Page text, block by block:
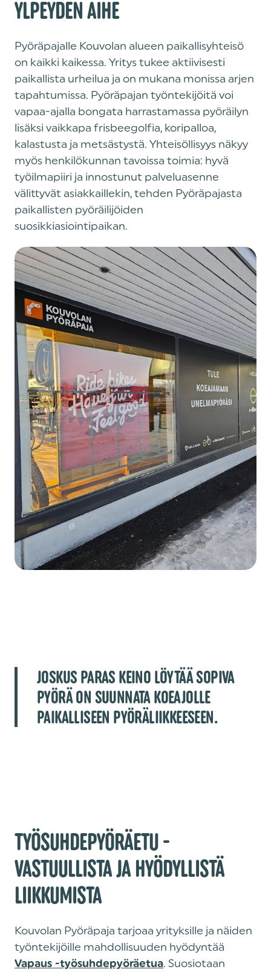
YLPEYDEN AIHE
Pyöräpajalle Kouvolan alueen paikallisyhteisö
on kaikki kaikessa. Yritys tukee aktiivisesti
paikallista urheilua ja on mukana monissa arjen
tapahtumissa. Pyöräpajan työntekijöitä voi
vapaa-ajalla bongata harrastamassa pyöräilyn
lisäksi vaikkapa frisbeegolfia, koripalloa,
kalastusta ja metsästystä. Yhteisöllisyys näkyy
myös henkilökunnan tavoissa toimia: hyvä
työilmapiiri ja innostunut palveluasenne
välittyvät asiakkaillekin, tehden Pyöräpajasta
paikallisten pyöräilijöiden
suosikkiasiointipaikan.
JOSKUS PARAS KEINO LÖYTÄÄ SOPIVA
PYÖRÄ ON SUUNNATA KOEAJOLLE
PAIKALLISEEN PYÖRÄLIIKKEESEEN.
TYÖSUHDEPYÖRÄETU -
VASTUULLISTA JA HYÖDYLLISTÄ
LIIKKUMISTA
Kouvolan Pyöräpaja tarjoaa yrityksille ja näiden
työntekijöille mahdollisuuden hyödyntää
Vapaus -työsuhdepyöräetua. Suosiotaan